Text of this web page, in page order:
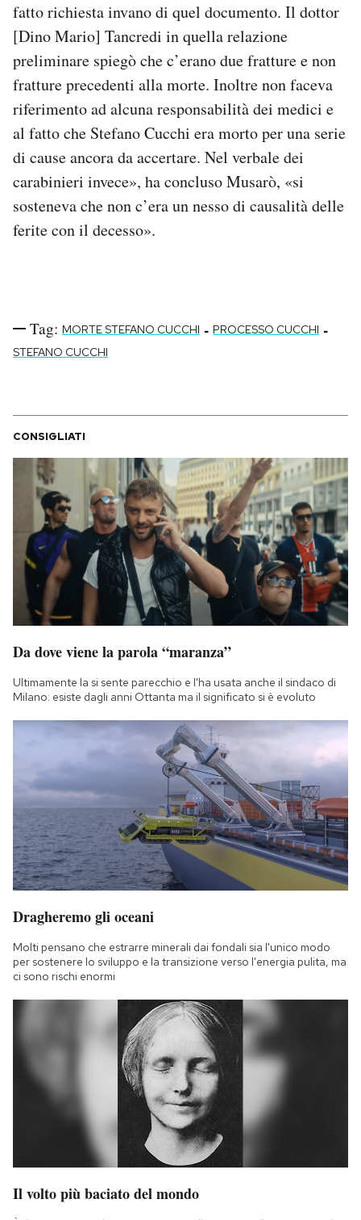
fatto richiesta invano di quel documento. Il dottor
[Dino Mario] Tancredi in quella relazione
preliminare spiegò che c’erano due fratture e non
fratture precedenti alla morte. Inoltre non faceva
riferimento ad alcuna responsabilità dei medici e
al fatto che Stefano Cucchi era morto per una serie
di cause ancora da accertare. Nel verbale dei
carabinieri invece», ha concluso Musarò, «si
sosteneva che non c’era un nesso di causalità delle
ferite con il decesso».
Tag: MORTE STEFANO CUCCHI - PROCESSO CUCCHI -
STEFANO CUCCHI
CONSIGLIATI
Da dove viene la parola “maranza”
Ultimamente la si sente parecchio e l'ha usata anche il sindaco di
Milano: esiste dagli anni Ottanta ma il significato si è evoluto
Dragheremo gli oceani
Molti pensano che estrarre minerali dai fondali sia l'unico modo
per sostenere lo sviluppo e la transizione verso l'energia pulita, ma
ci sono rischi enormi
Il volto più baciato del mondo